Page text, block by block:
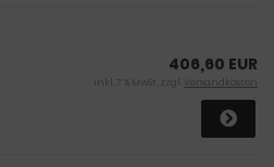
406,60 EUR
inkl. 7 % MwSt. zzgl. Versandkosten